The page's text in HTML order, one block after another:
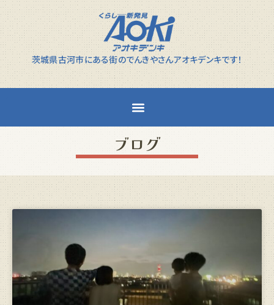
茨城県古河市にある街のでんきやさんアオキデンキです！
ブログ